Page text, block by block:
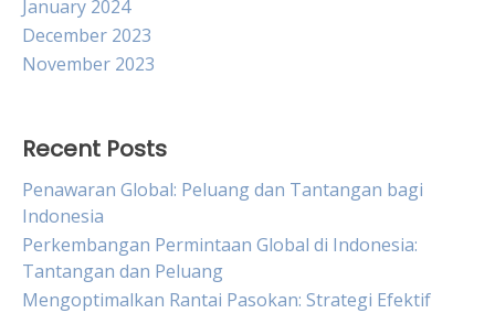
January 2024
December 2023
November 2023
Recent Posts
Penawaran Global: Peluang dan Tantangan bagi
Indonesia
Perkembangan Permintaan Global di Indonesia:
Tantangan dan Peluang
Mengoptimalkan Rantai Pasokan: Strategi Efektif